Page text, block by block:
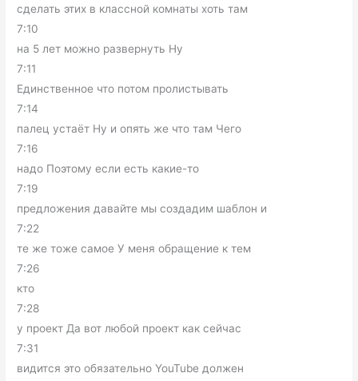
сделать этих в классной комнаты хоть там
7:10
на 5 лет можно развернуть Ну
7:11
Единственное что потом пролистывать
7:14
палец устаёт Ну и опять же что там Чего
7:16
надо Поэтому если есть какие-то
7:19
предложения давайте мы создадим шаблон и
7:22
те же тоже самое У меня обращение к тем
7:26
кто
7:28
у проект Да вот любой проект как сейчас
7:31
видится это обязательно YouTube должен